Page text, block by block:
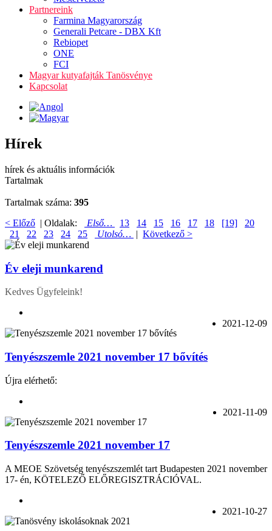
Partnereink
Farmina Magyarország
Generali Petcare - DBX Kft
Rebiopet
ONE
FCI
Magyar kutyafajták Tanösvénye
Kapcsolat
Hírek
hírek és aktuális információk
Tartalmak
Tartalmak száma: 395
< Előző | Oldalak: Első… 13 14 15 16 17 18 [19]
20
21
22 23 24 25 Utolsó… | Következő >
Év eleji munkarend
Kedves Ügyfeleink!
2021-12-09
Tenyészszemle 2021 november 17 bővítés
Újra elérhető:
2021-11-09
Tenyészszemle 2021 november 17
A MEOE Szövetség tenyészszemlét tart Budapesten 2021 november
17- én, KÖTELEZŐ ELŐREGISZTRÁCIÓVAL.
2021-10-27